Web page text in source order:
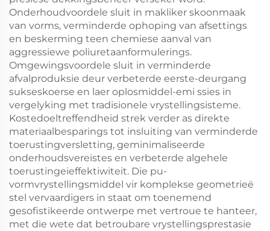
Onderhoudvoordele sluit in makliker skoonmaak
van vorms, verminderde ophoping van afsettings
en beskerming teen chemiese aanval van
aggressiewe poliuretaanformulerings.
Omgewingsvoordele sluit in verminderde
afvalproduksie deur verbeterde eerste-deurgang
sukseskoerse en laer oplosmiddel-emi ssies in
vergelyking met tradisionele vrystellingsisteme.
Kostedoeltreffendheid strek verder as direkte
materiaalbesparings tot insluiting van verminderde
toerustingversletting, geminimaliseerde
onderhoudsvereistes en verbeterde algehele
toerustingeieffektiwiteit. Die pu-
vormvrystellingsmiddel vir komplekse geometrieë
stel vervaardigers in staat om toenemend
gesofistikeerde ontwerpe met vertroue te hanteer,
met die wete dat betroubare vrystellingsprestasie